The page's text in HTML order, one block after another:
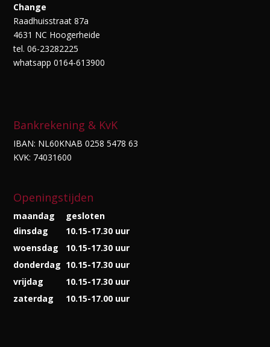
Change
Raadhuisstraat 87a
4631 NC Hoogerheide
tel. 06-23282225
whatsapp 0164-613900
Bankrekening & KvK
IBAN: NL60KNAB 0258 5478 63
KVK: 74031600
Openingstijden
maandag
gesloten
dinsdag
10.15-17.30 uur
woensdag
10.15-17.30 uur
donderdag 10.15-17.30 uur
vrijdag
10.15-17.30 uur
zaterdag
10.15-17.00 uur